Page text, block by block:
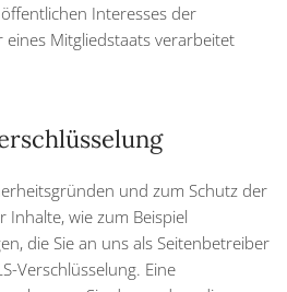
Interesses der
Mitgliedstaats verarbeitet
und zum Schutz der
wie zum Beispiel
die Sie an uns als Seitenbetreiber
Verschlüsselung. Eine